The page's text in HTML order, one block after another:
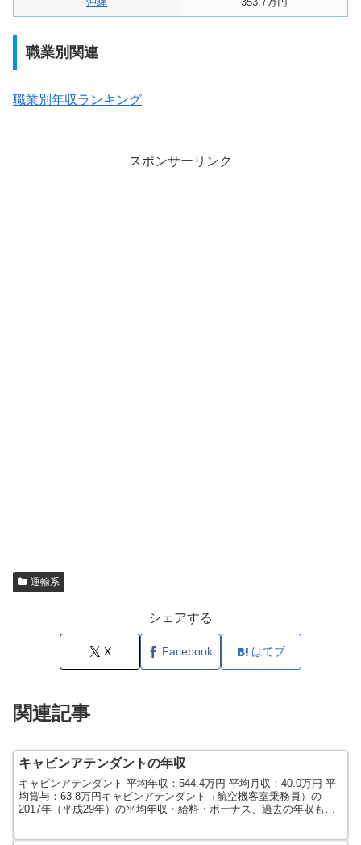
職業別関連
職業別年収ランキング
スポンサーリンク
運輸系
シェアする
X Facebook はてブ
関連記事
キャビンアテンダントの年収
キャビンアテンダント 平均年収：544.4万円 平均月収：40.0万円 平
均賞与：63.8万円キャビンアテンダント（航空機客室乗務員）の
2017年（平成29年）の平均年収・給料・ボーナス、過去の年収も公